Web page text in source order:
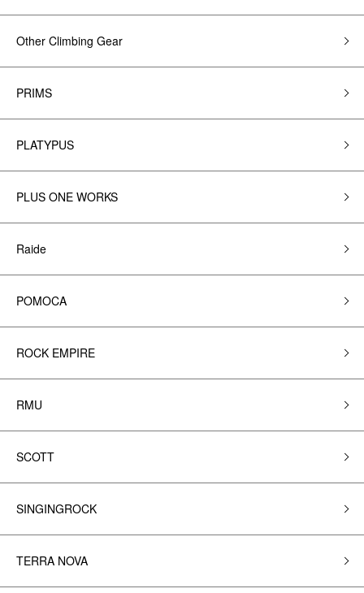
Other Climbing Gear
PRIMS
PLATYPUS
PLUS ONE WORKS
Raide
POMOCA
ROCK EMPIRE
RMU
SCOTT
SINGINGROCK
TERRA NOVA